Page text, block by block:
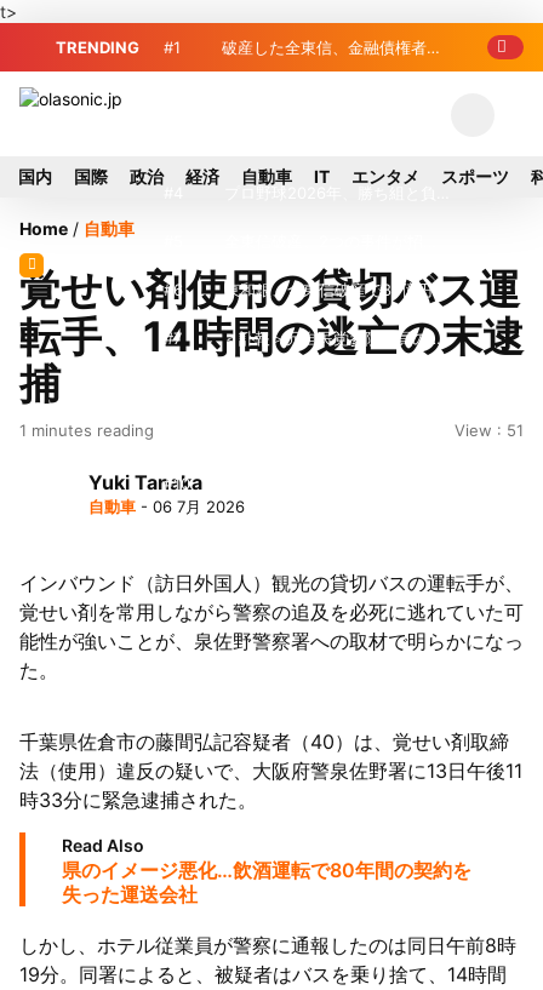
t>
TRENDING #1 破産した全東信、金融債権者リ
団
たカード決済の「駆け込み寺」消滅と飲
食店への影響
#6 東和銀、全東信破産で80億円回
収リスク 来期58.6億円を引き当て
#7 ＜訃報＞元自民党参院議員の藤
界良好
のガス供給停止 「2次災害防止」を理
#10
国内 国際 政治 経済 自動車 IT エンタメ スポーツ
Home / 自動車
覚せい剤使用の貸切バス運
転手、14時間の逃亡の末逮
捕
1 minutes reading View : 51
Yuki Tanaka
自動車 - 06 7月 2026
インバウンド（訪日外国人）観光の貸切バスの運転手が、
覚せい剤を常用しながら警察の追及を必死に逃れていた可
能性が強いことが、泉佐野警察署への取材で明らかになっ
た。
千葉県佐倉市の藤間弘記容疑者（40）は、覚せい剤取締
法（使用）違反の疑いで、大阪府警泉佐野署に13日午後11
時33分に緊急逮捕された。
Read Also
県のイメージ悪化…飲酒運転で80年間の契約を
失った運送会社
しかし、ホテル従業員が警察に通報したのは同日午前8時
19分。同署によると、被疑者はバスを乗り捨て、14時間